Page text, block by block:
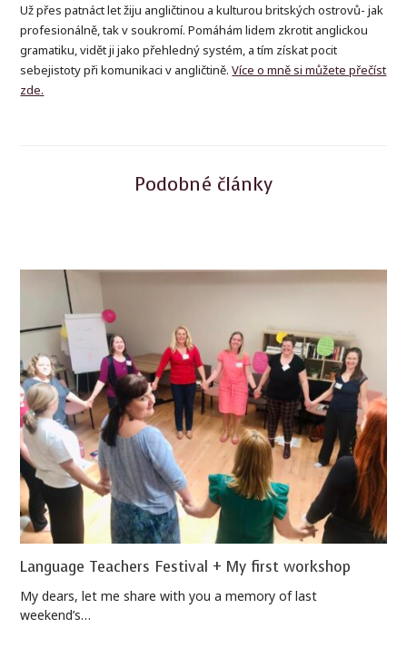
Už přes patnáct let žiju angličtinou a kulturou britských ostrovů- jak
profesionálně, tak v soukromí. Pomáhám lidem zkrotit anglickou
gramatiku, vidět ji jako přehledný systém, a tím získat pocit
sebejistoty při komunikaci v angličtině.Více o mně si můžete přečíst
zde.
Podobné články
Language Teachers Festival + My first workshop
My dears, let me share with you a memory of last
weekend’s…